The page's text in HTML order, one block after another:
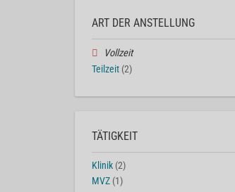
ART DER ANSTELLUNG
Vollzeit
Teilzeit (2)
TÄTIGKEIT
Klinik (2)
MVZ (1)